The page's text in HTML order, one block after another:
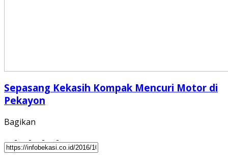
Sepasang Kekasih Kompak Mencuri Motor di
Pekayon
Bagikan